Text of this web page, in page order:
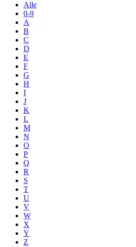
Alle
0-9
A
B
C
D
E
F
G
H
I
J
K
L
M
N
O
P
Q
R
S
T
U
V
W
X
Y
Z